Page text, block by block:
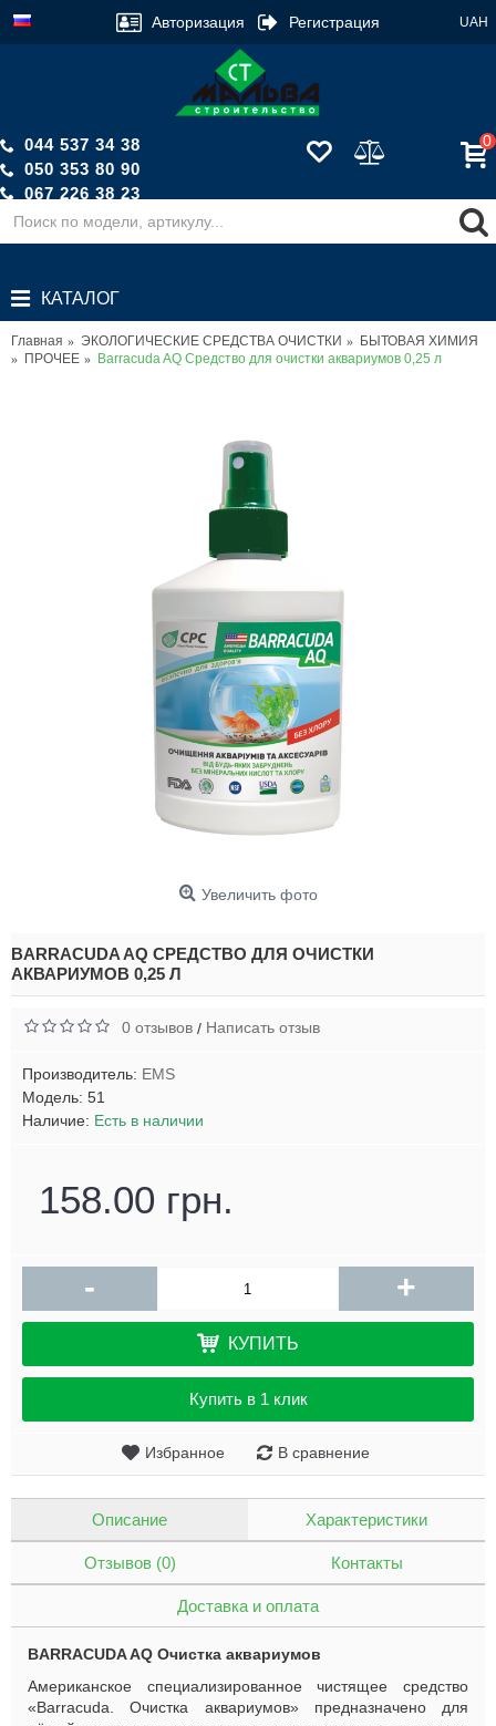
UAH
Авторизация Регистрация
044 537 34 38
050 353 80 90
067 226 38 23
Обратный звонок
0
КАТАЛОГ
Главная ЭКОЛОГИЧЕСКИЕ СРЕДСТВА ОЧИСТКИ
БЫТОВАЯ ХИМИЯ
ПРОЧЕЕ
Barracuda AQ Средство для очистки аквариумов 0,25 л
Увеличить фото
BARRACUDA AQ СРЕДСТВО ДЛЯ ОЧИСТКИ
АКВАРИУМОВ 0,25 Л
0 отзывов / Написать отзыв
Производитель: EMS
Модель: 51
Наличие: Есть в наличии
158.00 грн.
- +
КУПИТЬ
Купить в 1 клик
Избранное В сравнение
Описание Характеристики
Отзывов (0) Контакты
Доставка и оплата
BARRACUDA AQ Очистка аквариумов
Американское специализированное чистящее средство
«Barracuda . Очистка аквариумов» предназначено для